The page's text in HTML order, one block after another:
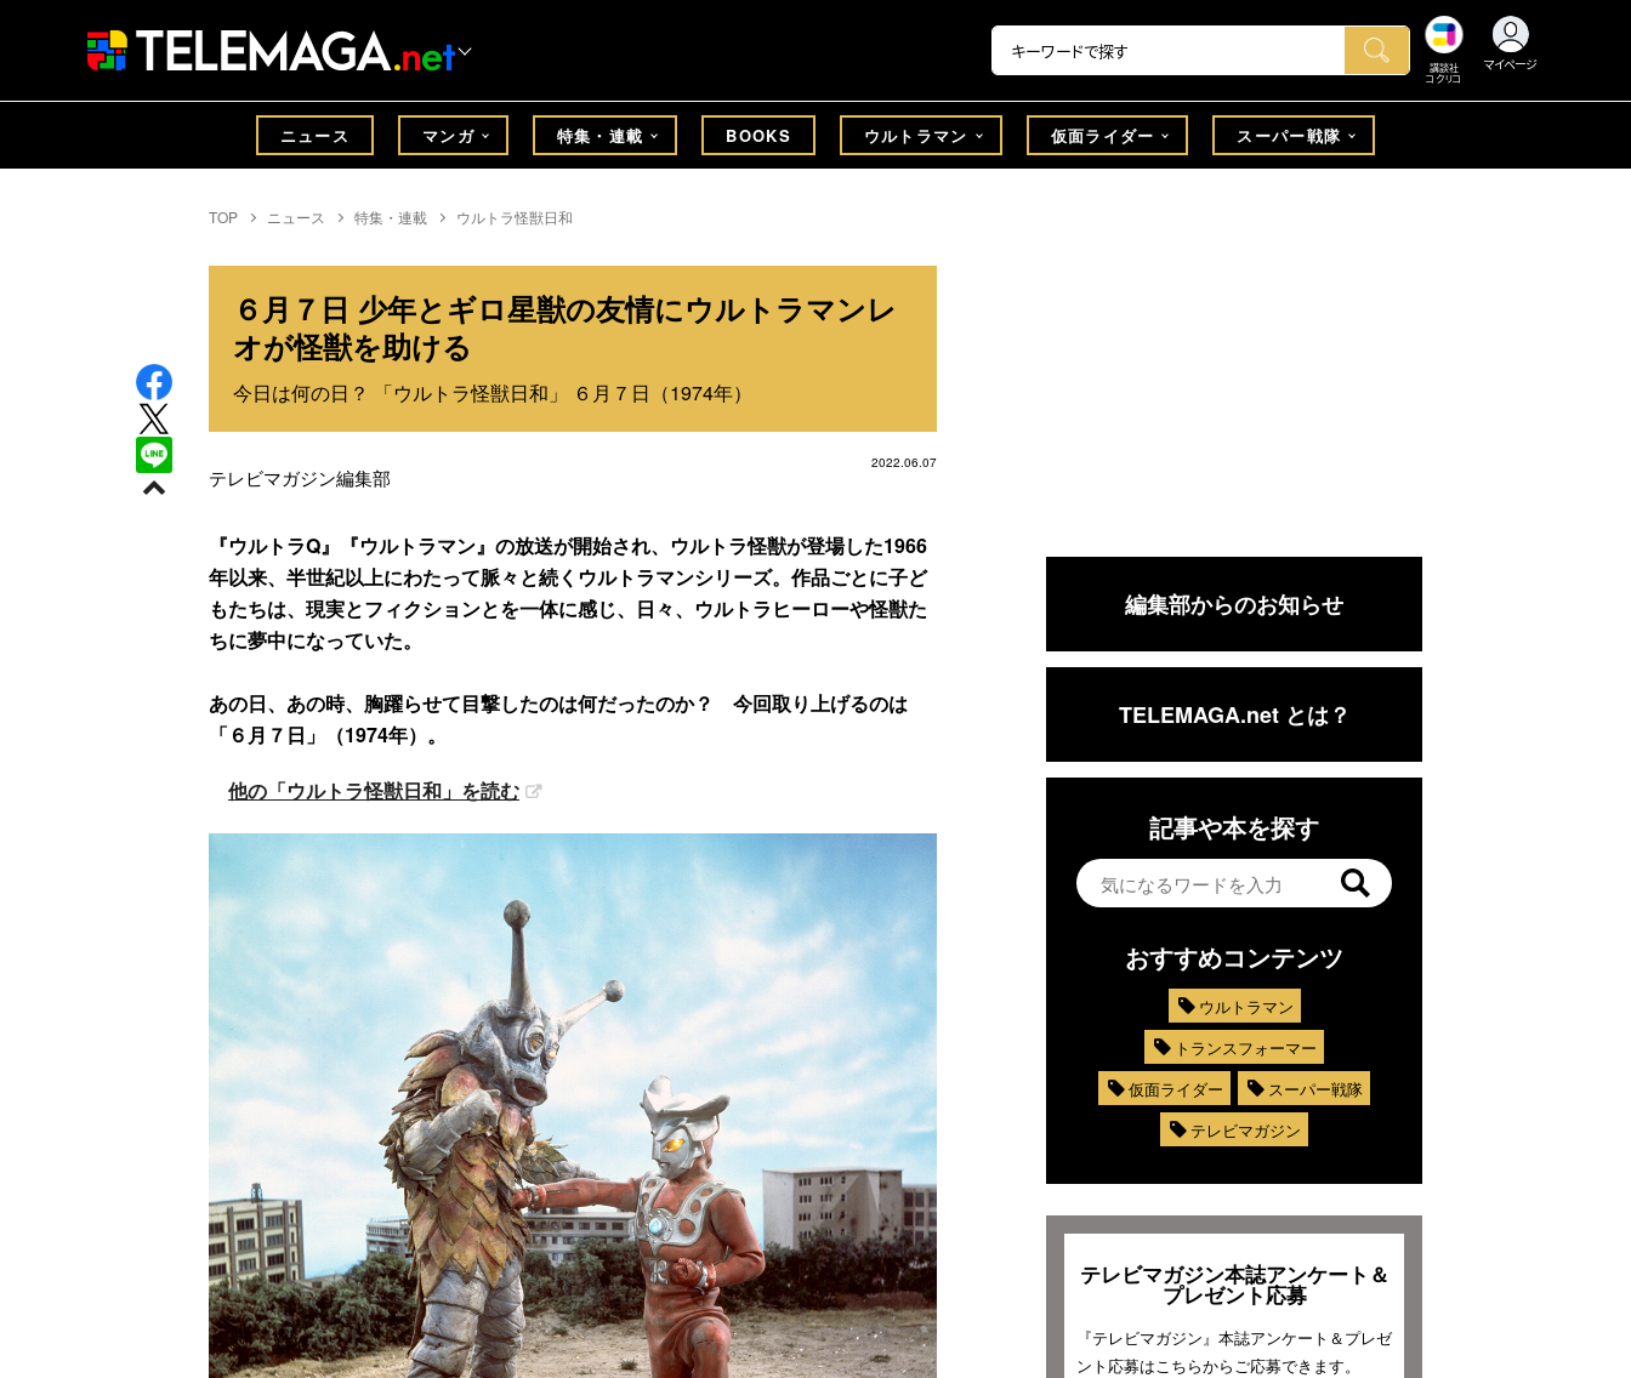
講談社
コクリコ
マイページ
ニュース マンガ 特集・連載 BOOKS ウルトラマン 仮面ライダー スーパー戦隊
TOP ニュース 特集・連載 ウルトラ怪獣日和
６月７日 少年とギロ星獣の友情にウルトラマンレ
オが怪獣を助ける
今日は何の日？ 「ウルトラ怪獣日和」 ６月７日（1974年）
2022.06.07
テレビマガジン編集部
『ウルトラQ』『ウルトラマン』の放送が開始され、ウルトラ怪獣が登場した1966
年以来、半世紀以上にわたって脈々と続くウルトラマンシリーズ。作品ごとに子ど
もたちは、現実とフィクションとを一体に感じ、日々、ウルトラヒーローや怪獣た
ちに夢中になっていた。
あの日、あの時、胸躍らせて目撃したのは何だったのか？ 今回取り上げるのは
「６月７日」（1974年）。
他の「ウルトラ怪獣日和」を読む
編集部からのお知らせ
TELEMAGA.net とは？
記事や本を探す
おすすめコンテンツ
ウルトラマン
トランスフォーマー
仮面ライダー
スーパー戦隊
テレビマガジン
テレビマガジン本誌アンケート＆
プレゼント応募
『テレビマガジン』本誌アンケート＆プレゼ
ント応募はこちらからご応募できます。